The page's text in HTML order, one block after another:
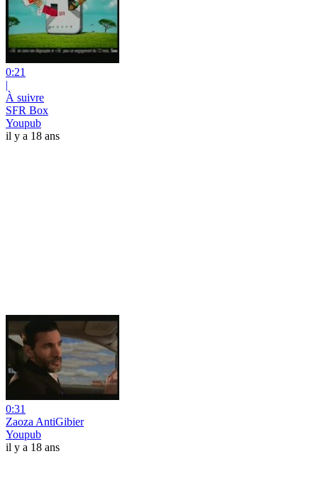
0:21
|
À suivre
SFR Box
Youpub
il y a 18 ans
0:31
Zaoza AntiGibier
Youpub
il y a 18 ans